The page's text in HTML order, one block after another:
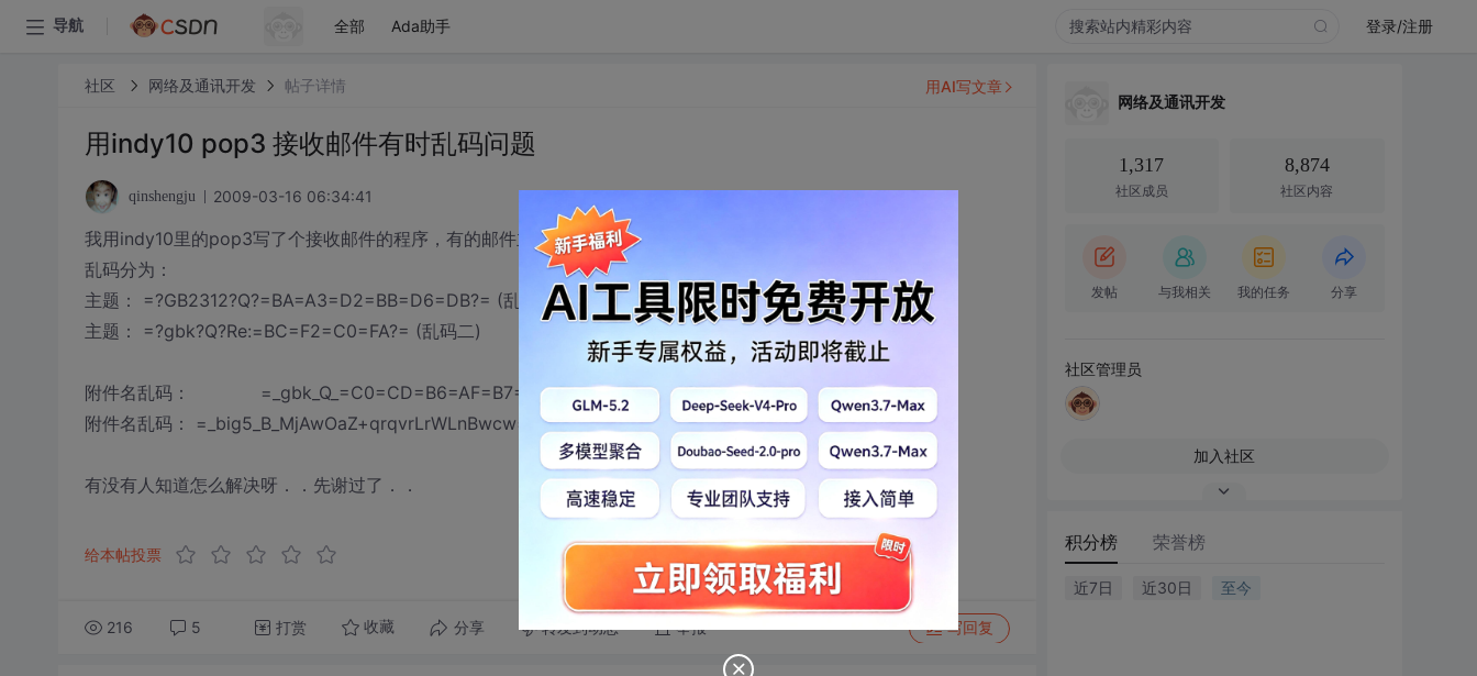
导航 全部 Ada助手 登录/注册
社区 网络及通讯开发 帖子详情
用indy10 pop3 接收邮件有时乱码问题
qinshengju 2009-03-16 06:34:41
我用indy10里的pop3写了个接收邮件的程序，有的邮件主题与内容都很好，有的就出现乱码：
乱码分为：
主题： =?GB2312?Q?=BA=A3=D2=BB=D6=DB?= (乱码一)
主题： =?gbk?Q?Re:=BC=F2=C0=FA?= (乱码二)
附件名乱码： =_gbk_Q_=C0=CD=B6=AF=B7=A8.rar_=(乱码一)
附件名乱码： =_big5_B_MjAwOaZ+qrqvrLrWLnBwcw==_=(乱码二)
有没有人知道怎么解决呀．．先谢过了．．
给本帖投票
216 5 打赏 收藏 分享 转发到动态 举报 写回复
用AI写文章
网络及通讯开发
1,317
社区成员
8,874
社区内容
发帖 与我相关 我的任务 分享
社区管理员
加入社区
积分榜 荣誉榜
近7日 近30日 至今